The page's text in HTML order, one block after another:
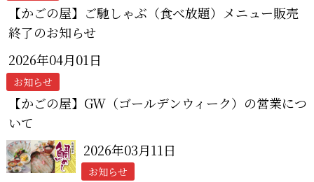
【かごの屋】ご馳しゃぶ（食べ放題）メニュー販売
終了のお知らせ
2026年04月01日
お知らせ
【かごの屋】GW（ゴールデンウィーク）の営業につ
いて
2026年03月11日
お知らせ